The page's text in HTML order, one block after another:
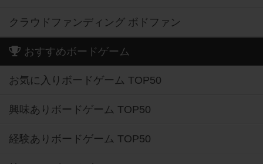
クラウドファンディング ボドファン
おすすめボードゲーム
お気に入りボードゲーム TOP50
興味ありボードゲーム TOP50
経験ありボードゲーム TOP50